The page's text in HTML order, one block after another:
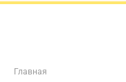
Главная